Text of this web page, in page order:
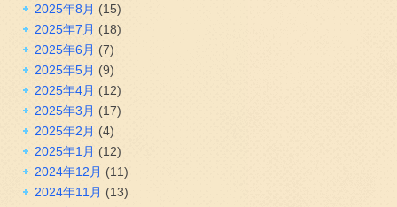
2025年8月 (15)
2025年7月 (18)
2025年6月 (7)
2025年5月 (9)
2025年4月 (12)
2025年3月 (17)
2025年2月 (4)
2025年1月 (12)
2024年12月 (11)
2024年11月 (13)